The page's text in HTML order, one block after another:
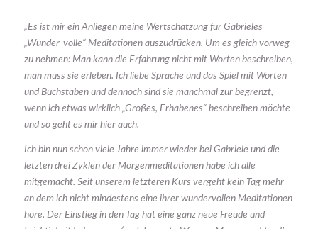
„Es ist mir ein Anliegen meine Wertschätzung für Gabrieles
„Wunder-volle“ Meditationen auszudrücken. Um es gleich vorweg
zu nehmen: Man kann die Erfahrung nicht mit Worten beschreiben,
man muss sie erleben. Ich liebe Sprache und das Spiel mit Worten
und Buchstaben und dennoch sind sie manchmal zur begrenzt,
wenn ich etwas wirklich „Großes, Erhabenes“ beschreiben möchte
und so geht es mir hier auch.
Ich bin nun schon viele Jahre immer wieder bei Gabriele und die
letzten drei Zyklen der Morgenmeditationen habe ich alle
mitgemacht. Seit unserem letzteren Kurs vergeht kein Tag mehr
an dem ich nicht mindestens eine ihrer wundervollen Meditationen
höre. Der Einstieg in den Tag hat eine ganz neue Freude und